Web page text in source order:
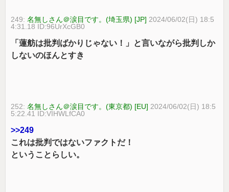
249:名無しさん＠涙目です。(埼玉県) [JP] 2024/06/02(日) 18:5
4:31.18 ID:96UrXcGB0
「蓮舫は批判ばかりじゃない！」と言いながら批判しか
しないのほんとすき
252:名無しさん＠涙目です。(東京都) [EU] 2024/06/02(日) 18:5
5:22.41 ID:VIHWLfCA0
>>249
これは批判ではないファクトだ！
ということらしい。